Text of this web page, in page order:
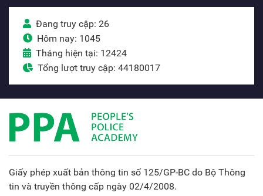
Đang truy cập: 26
Hôm nay: 1045
Tháng hiện tại: 12424
Tổng lượt truy cập: 44180017
Giấy phép xuất bản thông tin số 125/GP-BC do Bộ Thông
tin và truyền thông cấp ngày 02/4/2008.